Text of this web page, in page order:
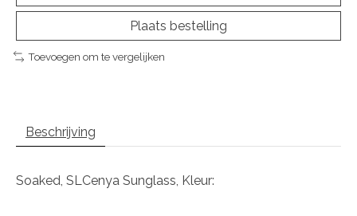
Plaats bestelling
Toevoegen om te vergelijken
Beschrijving
Soaked, SLCenya Sunglass, Kleur: